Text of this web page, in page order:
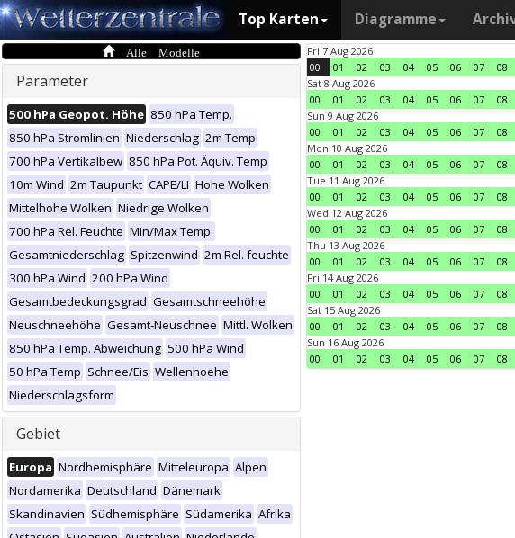
Top Karten Diagramme
Alle Modelle
Parameter
500 hPa Geopot. Höhe 850 hPa Temp.
850 hPa Stromlinien Niederschlag 2m Temp
700 hPa Vertikalbew 850 hPa Pot. Äquiv. Temp
10m Wind 2m Taupunkt CAPE/LI Hohe Wolken
Mittelhohe Wolken Niedrige Wolken
700 hPa Rel. Feuchte Min/Max Temp.
Gesamtniederschlag Spitzenwind 2m Rel. feuchte
300 hPa Wind 200 hPa Wind
Gesamtbedeckungsgrad Gesamtschneehöhe
Neuschneehöhe Gesamt-Neuschnee Mittl. Wolken
850 hPa Temp. Abweichung 500 hPa Wind
50 hPa Temp Schnee/Eis Wellenhoehe
Niederschlagsform
Gebiet
Europa Nordhemisphäre Mitteleuropa Alpen
Nordamerika Deutschland Dänemark
Skandinavien Südhemisphäre Südamerika Afrika
Fri 7 Aug 2026
00
01 02 03 04 05 06 07 08
Sat 8 Aug 2026
00
01 02 03 04 05 06 07 08
Sun 9 Aug 2026
00
01 02 03 04 05 06 07 08
Mon 10 Aug 2026
00
01 02 03 04 05 06 07 08
Tue 11 Aug 2026
00
01 02 03 04 05 06 07 08
Wed 12 Aug 2026
00
01 02 03 04 05 06 07 08
Thu 13 Aug 2026
00
01 02 03 04 05 06 07 08
Fri 14 Aug 2026
00
01 02 03 04 05 06 07 08
Sat 15 Aug 2026
00
01 02 03 04 05 06 07 08
Sun 16 Aug 2026
00
01 02 03 04 05 06 07 08